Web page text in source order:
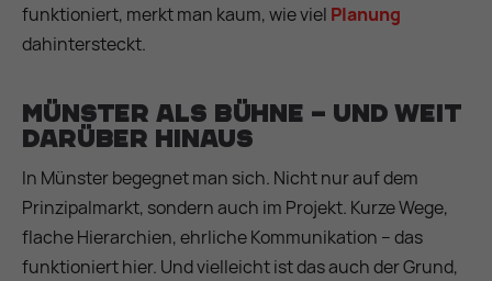
funktioniert, merkt man kaum, wie viel Planung
dahintersteckt.
Münster als Bühne – und weit
darüber hinaus
In Münster begegnet man sich. Nicht nur auf dem
Prinzipalmarkt, sondern auch im Projekt. Kurze Wege,
flache Hierarchien, ehrliche Kommunikation – das
funktioniert hier. Und vielleicht ist das auch der Grund,